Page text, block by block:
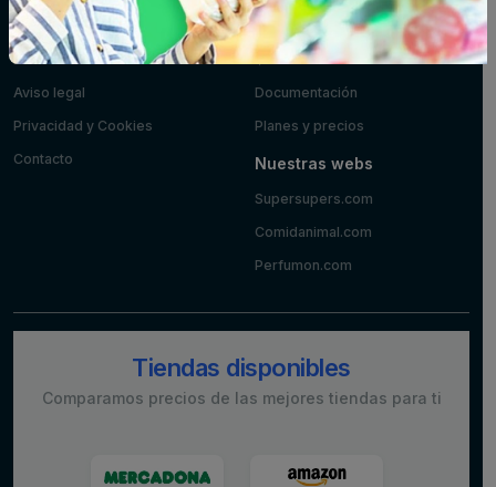
Información
Sobre nosotros
Aviso legal
Privacidad y Cookies
Contacto
Desarrolladores
API Pública
Documentación
Planes y precios
Nuestras webs
Supersupers.com
Comidanimal.com
Perfumon.com
Tiendas disponibles
Comparamos precios de las mejores tiendas para ti